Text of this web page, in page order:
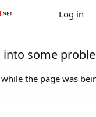
Log in
into some
the page was